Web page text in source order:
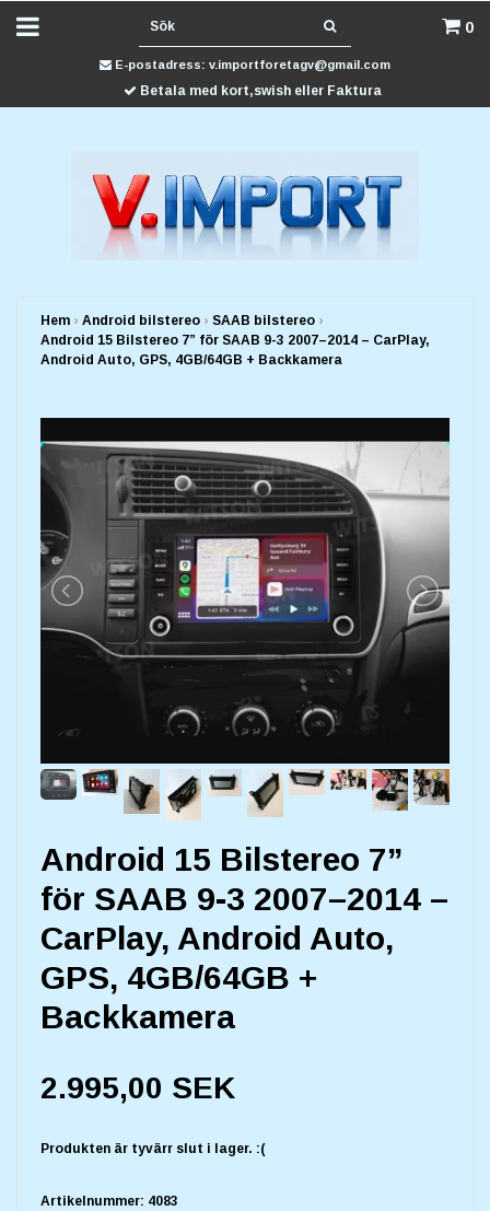
0
E-postadress: v.importforetagv@gmail.com
Betala med kort,swish eller Faktura
Hem › Android bilstereo › SAAB bilstereo ›
Android 15 Bilstereo 7” för SAAB 9-3 2007–2014 – CarPlay,
Android Auto, GPS, 4GB/64GB + Backkamera
Android 15 Bilstereo 7”
för SAAB 9-3 2007–2014 –
CarPlay, Android Auto,
GPS, 4GB/64GB +
Backkamera
2.995,00 SEK
Produkten är tyvärr slut i lager. :(
Artikelnummer: 4083